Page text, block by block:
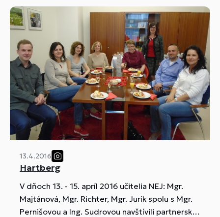
13.4.2016
Hartberg
V dňoch 13. - 15. apríl 2016 učitelia NEJ: Mgr.
Majtánová, Mgr. Richter, Mgr. Jurík spolu s Mgr.
Pernišovou a Ing. Sudrovou navštívili partnerskú